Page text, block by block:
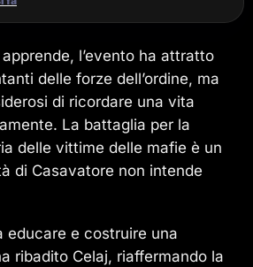
l’evento ha attratto
delle forze dell’ordine, ma
di ricordare una vita
La battaglia per la
delle vittime delle mafie è un
di Casavatore non intende
educare e costruire una
ribadito Celaj, riaffermando la